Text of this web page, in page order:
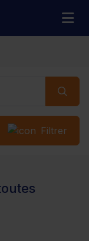
Filtrer